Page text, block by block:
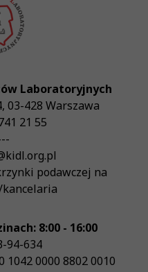
Laboratoryjnych
, 03-428 Warszawa
21 55
podawczej na
8:00 - 16:00
94-634
0000 8802 0010